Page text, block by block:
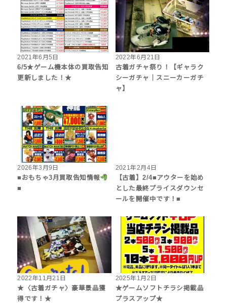
2021年6月5日
6/5★ゲーム機本体の買取告知
更新しました！★
2022年6月21日
古着ガチャ祭り！【ギャラク
シーガチャ｜スニーカーガチ
ャ】
2026年3月9日
■おもちゃ3月買取告知情報
■
2021年2月4日
【古着】2/4■アウターを始め
とした最終プライスダウンセ
ールを開催中です！■
2022年11月21日
★〈古着ガチャ〉豪華景品獲
得です！★
2025年1月2日
★ゲームソフトチラシ掲載品
プラスアップ★